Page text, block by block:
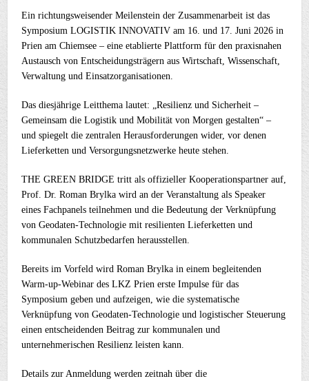
Ein richtungsweisender Meilenstein der Zusammenarbeit ist das
Symposium LOGISTIK INNOVATIV am 16. und 17. Juni 2026 in
Prien am Chiemsee – eine etablierte Plattform für den praxisnahen
Austausch von Entscheidungsträgern aus Wirtschaft, Wissenschaft,
Verwaltung und Einsatzorganisationen.
Das diesjährige Leitthema lautet: „Resilienz und Sicherheit –
Gemeinsam die Logistik und Mobilität von Morgen gestalten“ –
und spiegelt die zentralen Herausforderungen wider, vor denen
Lieferketten und Versorgungsnetzwerke heute stehen.
THE GREEN BRIDGE tritt als offizieller Kooperationspartner auf,
Prof. Dr. Roman Brylka wird an der Veranstaltung als Speaker
eines Fachpanels teilnehmen und die Bedeutung der Verknüpfung
von Geodaten-Technologie mit resilienten Lieferketten und
kommunalen Schutzbedarfen herausstellen.
Bereits im Vorfeld wird Roman Brylka in einem begleitenden
Warm-up-Webinar des LKZ Prien erste Impulse für das
Symposium geben und aufzeigen, wie die systematische
Verknüpfung von Geodaten-Technologie und logistischer Steuerung
einen entscheidenden Beitrag zur kommunalen und
unternehmerischen Resilienz leisten kann.
Details zur Anmeldung werden zeitnah über die